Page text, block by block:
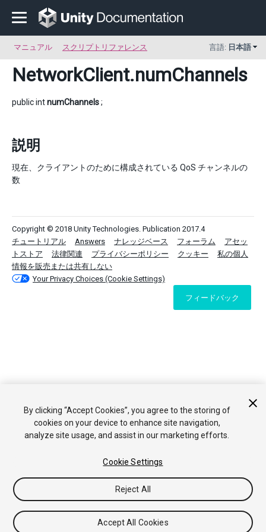
マニュアル スクリプトリファレンス 言語: 日本語
NetworkClient.numChannels
public intnumChannels;
説明
現在、クライアントのために構成されている QoS チャンネルの
数
Copyright © 2018 Unity Technologies. Publication 2017.4
チュートリアル
Answers ナレッジベース フォーラム
アセッ
トストア
法律関連 プライバシーポリシー クッキー
私の個人
情報を販売または共有しない
Your Privacy Choices (Cookie Settings)
フィードバック
By clicking “Accept Cookies”, you agree to the storing of
cookies on your device to enhance site navigation,
analyze site usage, and assist in our marketing efforts.
Cookie Settings
Reject All
Accept All Cookies